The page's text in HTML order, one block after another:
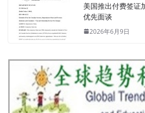
美国推出付费签证
优先面谈
2026年6月9日